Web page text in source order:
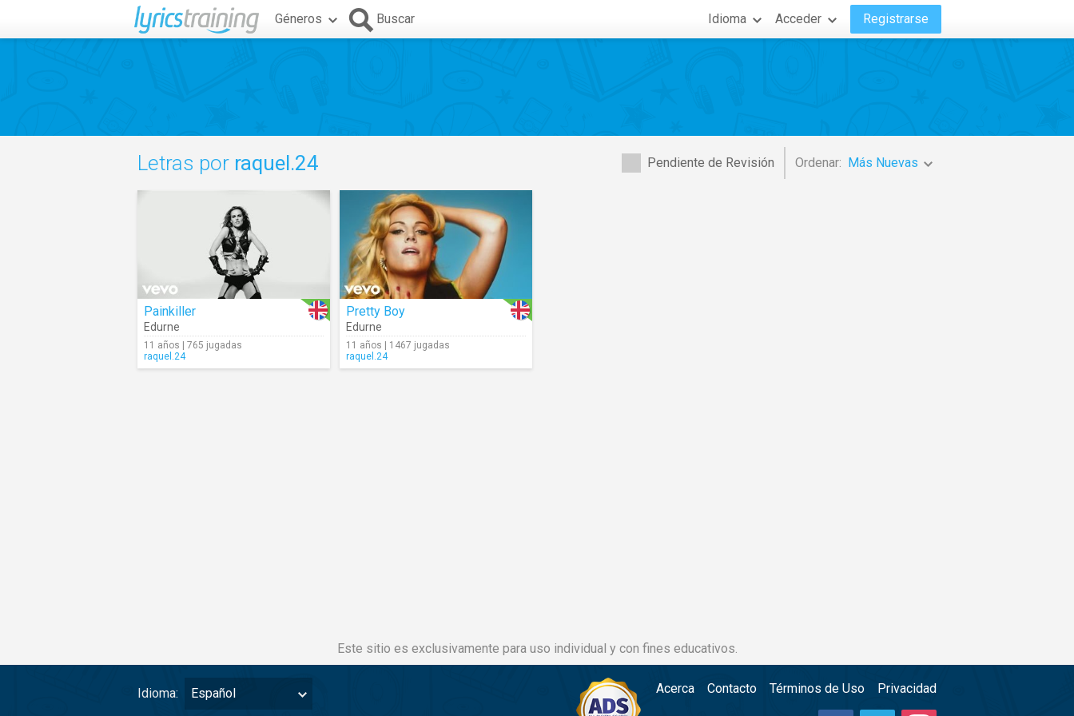
Géneros Buscar Idioma Acceder Registrarse
Pendiente de Revisión Ordenar: Más Nuevas
Letras por raquel.24
Painkiller
Edurne
11 años | 765 jugadas
raquel.24
Pretty Boy
Edurne
11 años | 1467 jugadas
raquel.24
Este sitio es exclusivamente para uso individual y con fines educativos.
Idioma: Español Acerca Contacto Términos de Uso Privacidad